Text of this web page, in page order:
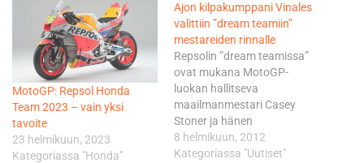
MotoGP: Repsol Honda
Team 2023 – vain yksi
tavoite
23 helmikuun, 2023
Kategoriassa "Honda"
Ajon kilpakumppani Vinales
valittiin ”dream teamiin”
mestareiden rinnalle
Repsolin ”dream teamissa”
ovat mukana MotoGP-
luokan hallitseva
maailmanmestari Casey
Stoner ja hänen
tiimikaverinsa Dani Pedrosa,
vuonna 2010 suomalaistalli
8 helmikuun, 2012
Kategoriassa "Uutiset"